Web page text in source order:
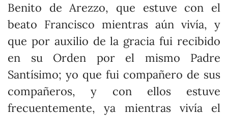
Benito de Arezzo, que estuve con el
beato Francisco mientras aún vivía, y
que por auxilio de la gracia fui recibido
en su Orden por el mismo Padre
Santísimo; yo que fui compañero de sus
compañeros, y con ellos estuve
frecuentemente, ya mientras vivía el